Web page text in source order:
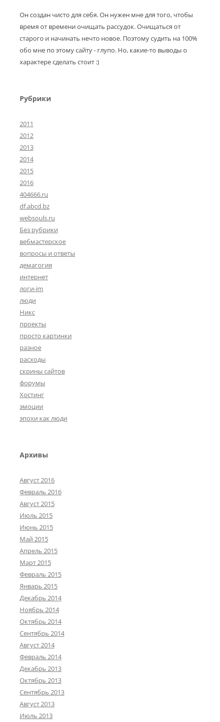
Он создан чисто для себя. Он нужен мне для того, чтобы
время от времени очищать рассудок. Очищаться от
старого и начинать нечто новое. Поэтому судить на 100%
обо мне по этому сайту - глупо. Но, какие-то выводы о
характере сделать стоит :)
Рубрики
2011
2012
2013
2014
2015
2016
404666.ru
df.abcd.bz
websouls.ru
Без рубрики
вебмастерское
вопросы и ответы
демагогия
интернет
логи-im
люди
Никс
проекты
просто картинки
разное
расходы
скрины сайтов
форумы
Хостинг
эмоции
эпохи как люди
Архивы
Август 2016
Февраль 2016
Август 2015
Июль 2015
Июнь 2015
Май 2015
Апрель 2015
Март 2015
Февраль 2015
Январь 2015
Декабрь 2014
Ноябрь 2014
Октябрь 2014
Сентябрь 2014
Август 2014
Февраль 2014
Декабрь 2013
Октябрь 2013
Сентябрь 2013
Август 2013
Июль 2013